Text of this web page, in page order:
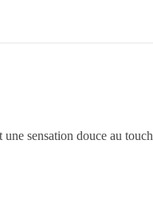
sensation douce au